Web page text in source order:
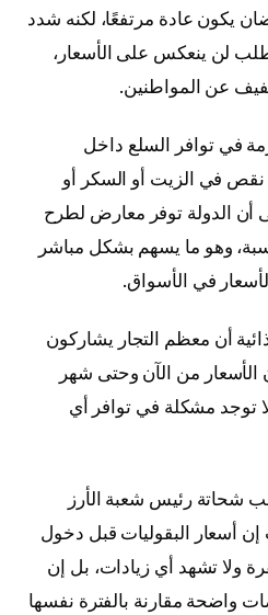
يكون عادة مرتفعًا، لكنه شدد
لن ينعكس على الأسعار،
عن المواطنين.
في توافر السلع داخل
في الزيت أو السكر أو
أن الدولة توفر معارض لطرح
وهو ما يسهم بشكل مباشر
في الأسواق.
أن معظم التجار يشاركون
الأسعار من الآن وحتى شهر
مشكلة في توافر أي
شحاتة رئيس شعبة الأرز
أسعار البقوليات قبل دخول
ولا تشهد أي زيادات، بل إن
واضحة مقارنة بالفترة نفسها